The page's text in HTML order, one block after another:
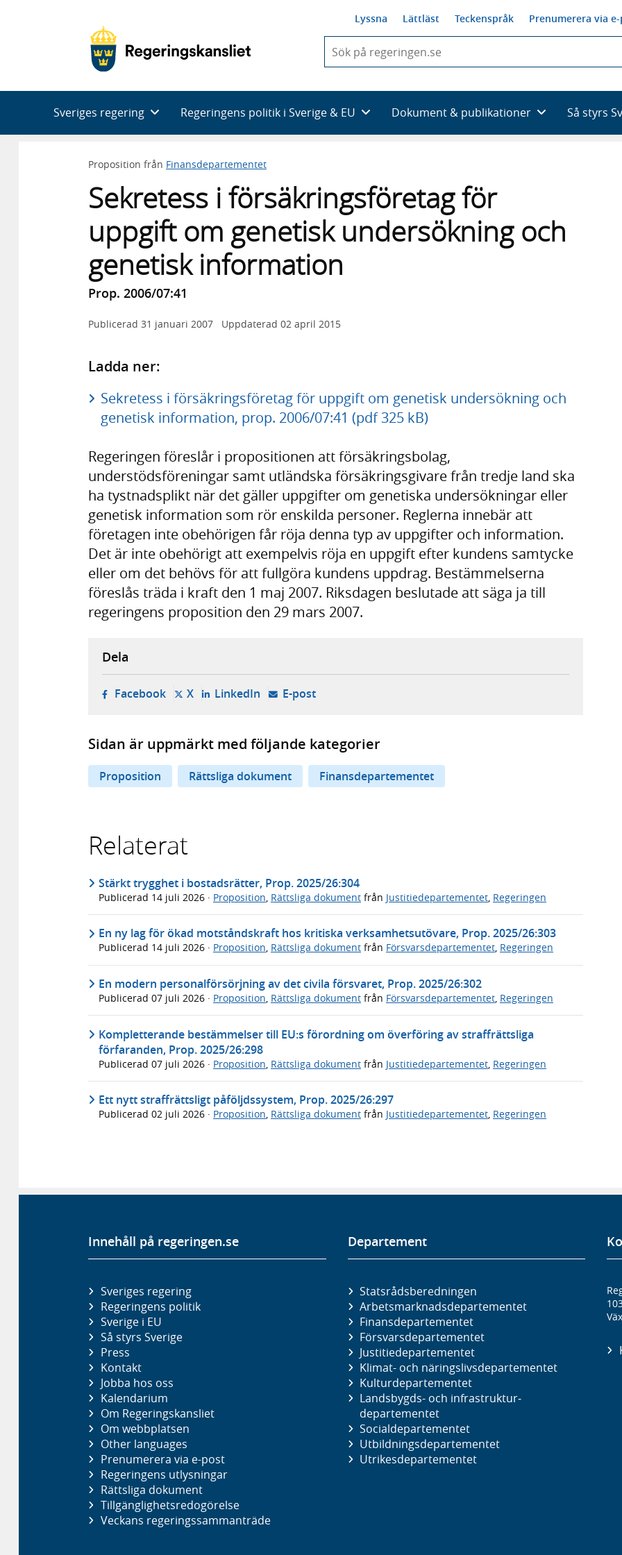
Lyssna Lättläst Teckenspråk Prenumerera via
du
skriva
framträder
en
Sveriges regering Regeringens politik i Sverige & EU Dokument & publikationer Så styrs
Proposition från Finansdepartementet
Sekretess i försäkringsföretag för
uppgift om genetisk undersökning och
genetisk information
Prop. 2006/07:41
Publicerad 31 januari 2007 Uppdaterad 02 april 2015
Ladda ner:
Sekretess i försäkringsföretag för uppgift om genetisk undersökning och
genetisk information, prop. 2006/07:41 (pdf 325 kB)
Regeringen föreslår i propositionen att försäkringsbolag,
understödsföreningar samt utländska försäkringsgivare från tredje land ska
ha tystnadsplikt när det gäller uppgifter om genetiska undersökningar eller
genetisk information som rör enskilda personer. Reglerna innebär att
företagen inte obehörigen får röja denna typ av uppgifter och information.
Det är inte obehörigt att exempelvis röja en uppgift efter kundens samtycke
eller om det behövs för att fullgöra kundens uppdrag. Bestämmelserna
föreslås träda i kraft den 1 maj 2007. Riksdagen beslutade att säga ja till
regeringens proposition den 29 mars 2007.
Dela
Facebook- öppnas i ny flik, extern webbplats,
X- öppnas i ny flik, extern webbplats,
LinkedIn- öppnas i ny flik, extern webbplats,
E-post- öppnar din e-postklient,
Sidan är uppmärkt med följande kategorier
Proposition Rättsliga dokument Finansdepartementet
Relaterat
Stärkt trygghet i bostadsrätter, Prop. 2025/26:304
Publicerad 14 juli 2026 · Proposition Rättsliga dokument från Justitiedepartementet Regeringen
En ny lag för ökad motståndskraft hos kritiska verksamhetsutövare, Prop. 2025/26:303
Publicerad 14 juli 2026 · Proposition, Rättsliga dokument från Försvarsdepartementet, Regeringen
En modern personalförsörjning av det civila försvaret, Prop. 2025/26:302
Publicerad 07 juli 2026 · Proposition, Rättsliga dokument från Försvarsdepartementet, Regeringen
Kompletterande bestämmelser till EU:s förordning om överföring av straffrättsliga
förfaranden, Prop. 2025/26:298
Publicerad 07 juli 2026 · Proposition Rättsliga dokument från Justitiedepartementet Regeringen
Ett nytt straffrättsligt påföljdssystem, Prop. 2025/26:297
Publicerad 02 juli 2026 · Proposition, Rättsliga dokument från Justitiedepartementet, Regeringen
Innehåll på regeringen.se
Sveriges regering
Regeringens politik
Sverige i EU
Så styrs Sverige
Press
Kontakt
Jobba hos oss
Kalendarium
Om Regeringskansliet
Om webbplatsen
Other languages
Prenumerera via e-post
Regeringens utlysningar
Rättsliga dokument
Tillgänglighetsredogörelse
Veckans regeringssammanträde
Departement
Statsrådsberedningen
Arbetsmarknads­departementet
Finans­departementet
Försvars­departementet
Justitie­departementet
Klimat- och näringslivs­departementet
Kultur­departementet
Landsbygds- och infrastruktur­
departementet
Social­departementet
Utbildnings­departementet
Utrikes­departementet